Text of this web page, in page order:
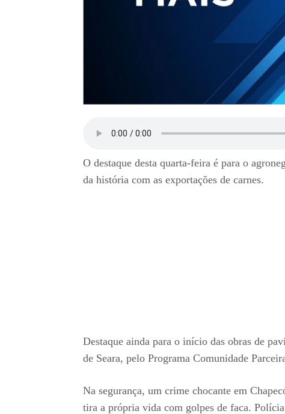
O destaque desta quarta-feira é para o
da história com as exportações de carnes.
Destaque ainda para o início das obras de
de Seara, pelo Programa Comunidade
Na segurança, um crime chocante em
tira a própria vida com golpes de faca.